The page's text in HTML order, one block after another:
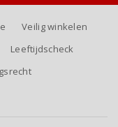
Veilig winkelen
Leeftijdscheck